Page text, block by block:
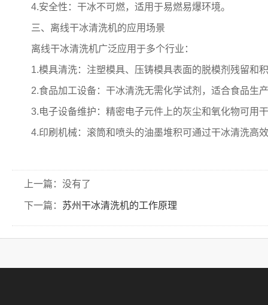
4.安全性：干冰不可燃，适用于易燃易爆环境。
三、离线干冰清洗机的应用场景
离线干冰清洗机广泛应用于多个行业：
1.模具清洗：注塑模具、压铸模具表面的脱模剂残留和
2.食品加工设备：干冰清洗无需化学试剂，适合食品生
3.电子设备维护：精密电子元件上的灰尘和氧化物可用
4.印刷机械：滚筒和喷头的油墨堆积可通过干冰清洗高
上一篇：没有了
下一篇： 苏州干冰清洗机的工作原理